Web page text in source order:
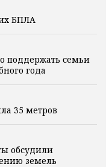
БПЛА
поддержать семьи
года
35 метров
обсудили
земель